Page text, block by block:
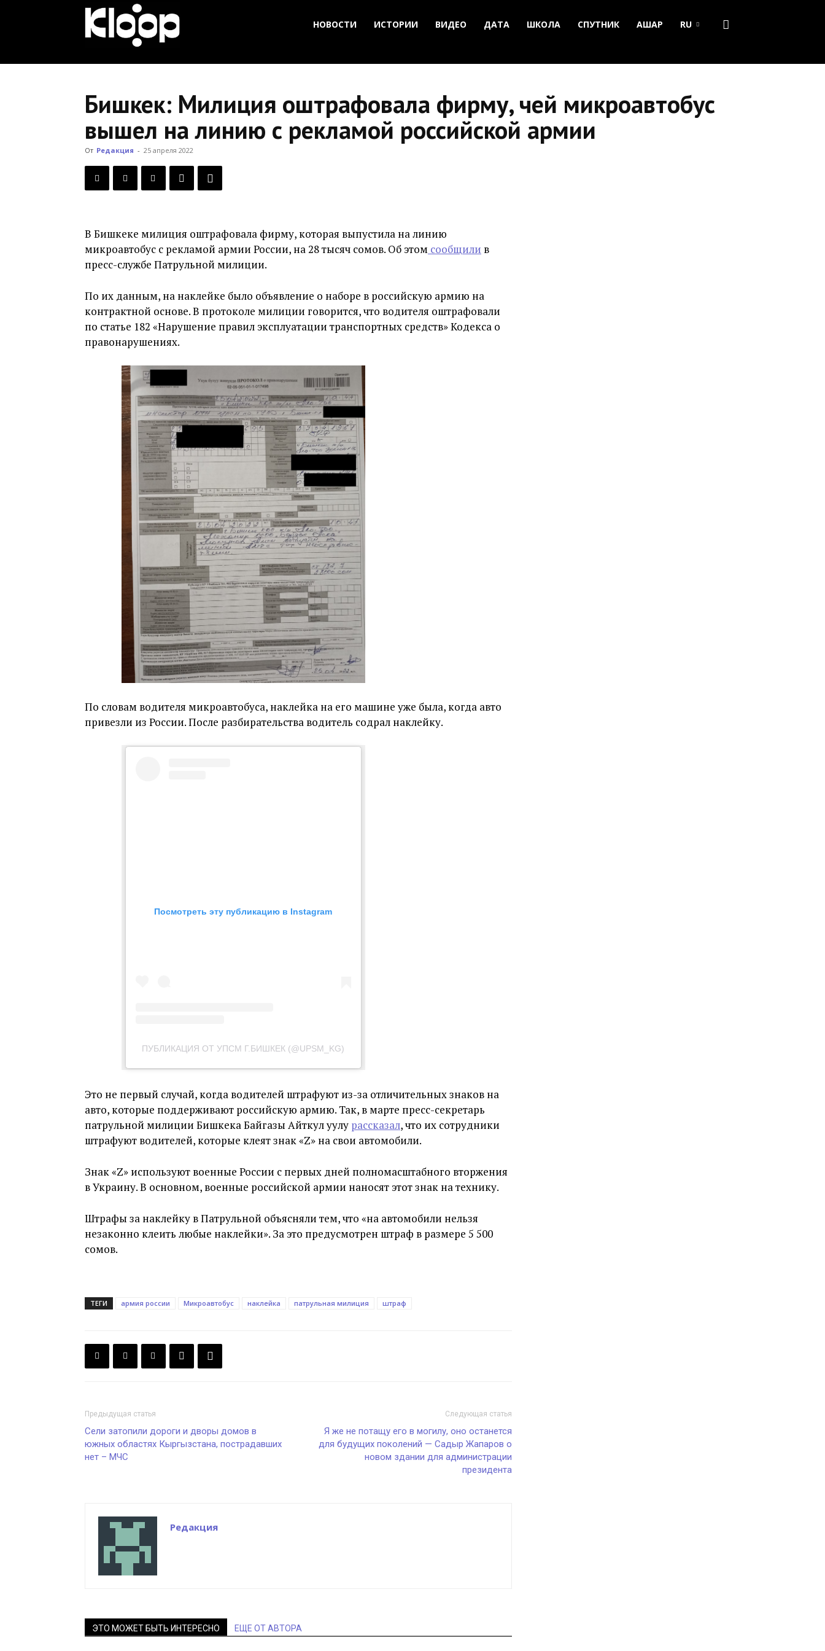
Кыргызстана
НОВОСТИ ИСТОРИИ ВИДЕО ДАТА ШКОЛА СПУТНИК АШАР RU
Бишкек: Милиция оштрафовала фирму, чей микроавтобус
вышел на линию с рекламой российской армии
От Редакция - 25 апреля 2022
В Бишкеке милиция оштрафовала фирму, которая выпустила на линию
микроавтобус с рекламой армии России, на 28 тысяч сомов. Об этом сообщили в
пресс-службе Патрульной милиции.
По их данным, на наклейке было объявление о наборе в российскую армию на
контрактной основе. В протоколе милиции говорится, что водителя оштрафовали
по статье 182 «Нарушение правил эксплуатации транспортных средств» Кодекса о
правонарушениях.
По словам водителя микроавтобуса, наклейка на его машине уже была, когда авто
привезли из России. После разбирательства водитель содрал наклейку.
Посмотреть эту публикацию в Instagram
ПУБЛИКАЦИЯ ОТ УПСМ Г.БИШКЕК (@UPSM_KG)
Это не первый случай, когда водителей штрафуют из-за отличительных знаков на
авто, которые поддерживают российскую армию. Так, в марте пресс-секретарь
патрульной милиции Бишкека Байгазы Айткул уулу рассказал, что их сотрудники
штрафуют водителей, которые клеят знак «Z» на свои автомобили.
Знак «Z» используют военные России с первых дней полномасштабного вторжения
в Украину. В основном, военные российской армии наносят этот знак на технику.
Штрафы за наклейку в Патрульной объясняли тем, что «на автомобили нельзя
незаконно клеить любые наклейки». За это предусмотрен штраф в размере 5 500
сомов.
ТЕГИ армия россии Микроавтобус наклейка патрульная милиция штраф
Предыдущая статья
Сели затопили дороги и дворы домов в
южных областях Кыргызстана, пострадавших
нет – МЧС
Следующая статья
Я же не потащу его в могилу, оно останется
для будущих поколений — Садыр Жапаров о
новом здании для администрации
президента
Редакция
ЭТО МОЖЕТ БЫТЬ ИНТЕРЕСНО ЕЩЕ ОТ АВТОРА